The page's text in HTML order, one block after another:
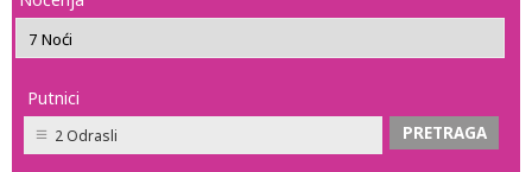
Putnici
2 Odrasli